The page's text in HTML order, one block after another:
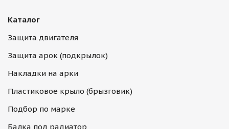
Каталог
Защита двигателя
Защита арок (подкрылок)
Накладки на арки
Пластиковое крыло (брызговик)
Подбор по марке
Балка под радиатор